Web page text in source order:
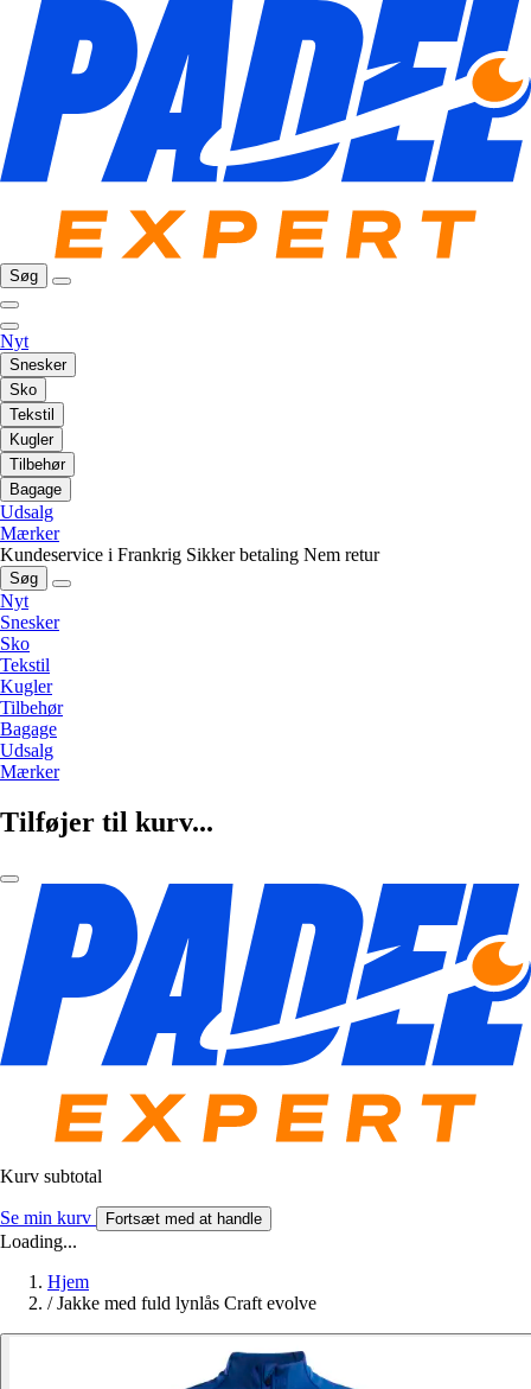
Søg
Nyt
Snesker
Sko
Tekstil
Kugler
Tilbehør
Bagage
Udsalg
Mærker
Kundeservice i Frankrig Sikker betaling Nem retur
Søg
Nyt
Snesker
Sko
Tekstil
Kugler
Tilbehør
Bagage
Udsalg
Mærker
Tilføjer til kurv...
Kurv subtotal
Se min kurv Fortsæt med at handle
Loading...
Hjem
/ Jakke med fuld lynlås Craft evolve